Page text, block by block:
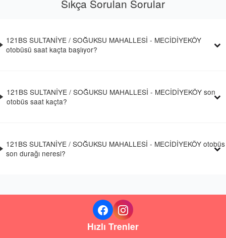
Sıkça Sorulan Sorular
121BS SULTANİYE / SOĞUKSU MAHALLESİ - MECİDİYEKÖY
otobüsü saat kaçta başlıyor?
121BS SULTANİYE / SOĞUKSU MAHALLESİ - MECİDİYEKÖY son
otobüs saat kaçta?
121BS SULTANİYE / SOĞUKSU MAHALLESİ - MECİDİYEKÖY otobüs
son durağı neresi?
Hızlı Trenler